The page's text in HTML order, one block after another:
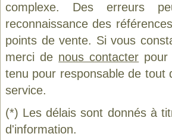
complexe. Des erreurs
reconnaissance des
points de vente. Si vous
merci de nous contacter
tenu pour responsable de tout
service.
(*) Les délais sont donnés à
d'information.